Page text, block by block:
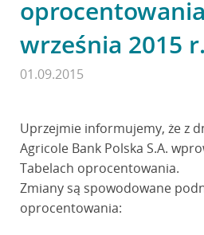
września 2015 r.
01.09.2015
Uprzejmie informujemy, że z
Agricole Bank Polska S.A.
Tabelach oprocentowania.
Zmiany są spowodowane
oprocentowania: